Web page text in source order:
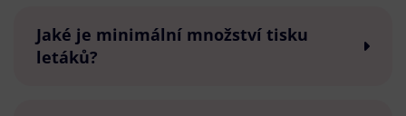
Jaké je minimální množství tisku
letáků?